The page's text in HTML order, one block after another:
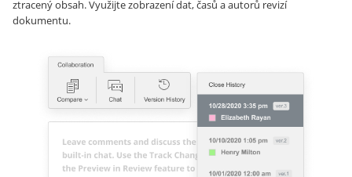
ztracený obsah. Využijte zobrazení dat, časů a autorů revizí
dokumentu.